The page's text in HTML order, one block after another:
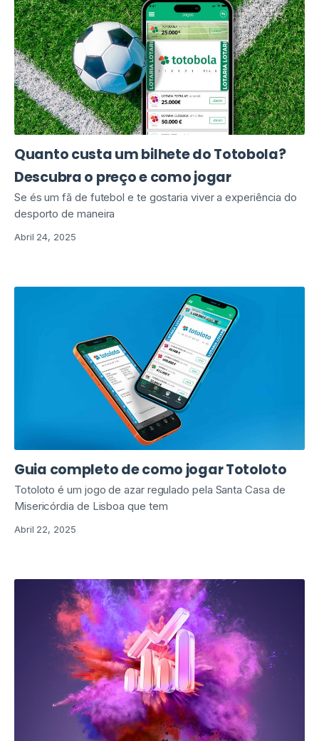
Quanto custa um bilhete do Totobola?
Descubra o preço e como jogar
Se és um fã de futebol e te gostaria viver a experiência do
desporto de maneira
Abril 24, 2025
Guia completo de como jogar Totoloto
Totoloto é um jogo de azar regulado pela Santa Casa de
Misericórdia de Lisboa que tem
Abril 22, 2025